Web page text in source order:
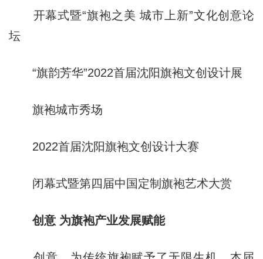
开幕式暨“旗袍之美 城市上新”文化创意论
坛
“旗韵芳华”2022首届沈阳旗袍文创设计展
旗袍城市秀场
2022首届沈阳旗袍文创设计大赛
闭幕式暨第四届中国定制旗袍艺术大赏
创意 为旗袍产业发展赋能